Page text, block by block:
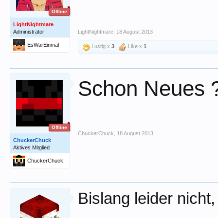
Offline
LightNightmare
Administrator
EsWarEinmal
LightNightmare 18 August 2013
Lustig x 3 Like x 1
Offline
ChuckerChuck
Aktives Mitglied
ChuckerChuck
Schon Neues
ChuckerChuck 18 August 2013
Bislang leider